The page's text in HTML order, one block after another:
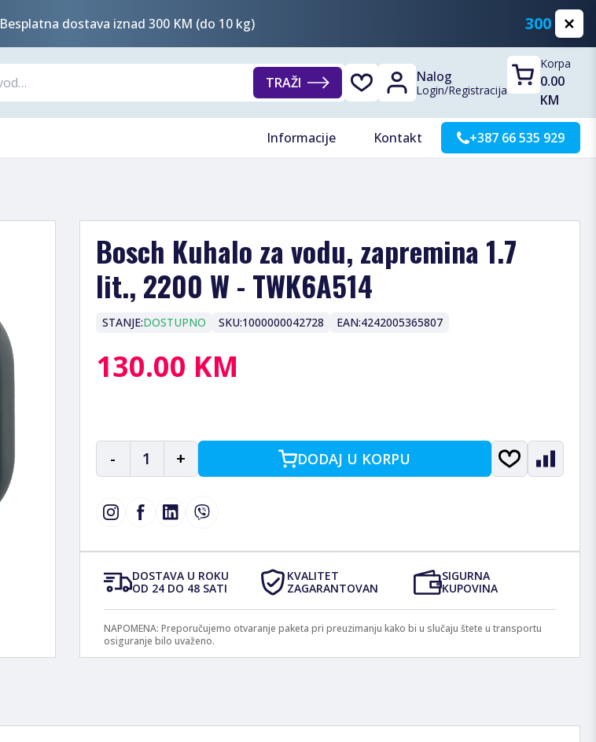
Besplatna dostava iznad 300 KM (do 10 kg) 300 KM
TRAŽI Nalog
Login/Registracija
Korpa
0.00
KM
Informacije Kontakt +387 66 535 929
Bosch Kuhalo za vodu, zapremina 1.7
lit., 2200 W - TWK6A514
STANJE:DOSTUPNO SKU:1000000042728 EAN:4242005365807
130.00 KM
- 1 + DODAJ U KORPU
DOSTAVA U ROKU
OD 24 DO 48 SATI
KVALITET
ZAGARANTOVAN
SIGURNA
KUPOVINA
NAPOMENA: Preporučujemo otvaranje paketa pri preuzimanju kako bi u slučaju štete u transportu
osiguranje bilo uvaženo.